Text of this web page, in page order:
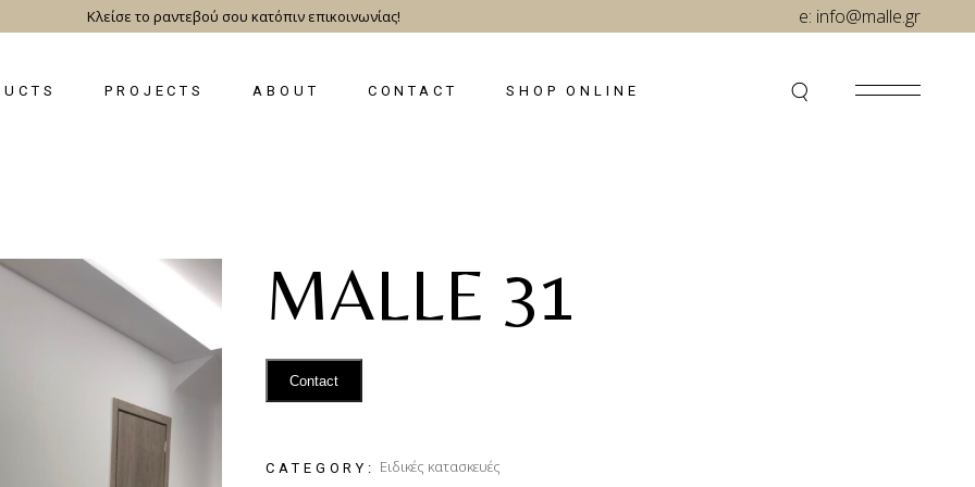
Κλείσε το ραντεβού σου κατόπιν επικοινωνίας! e: info@malle.gr
PROJECTS ABOUT CONTACT SHOP ONLINE
MALLE 31
Contact
CATEGORY: Ειδικές κατασκευές